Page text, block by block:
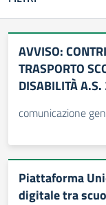
AVVISO:
TRASPORTO
DISABILITÀ
comunicazione
Piattaforma
digitale tra